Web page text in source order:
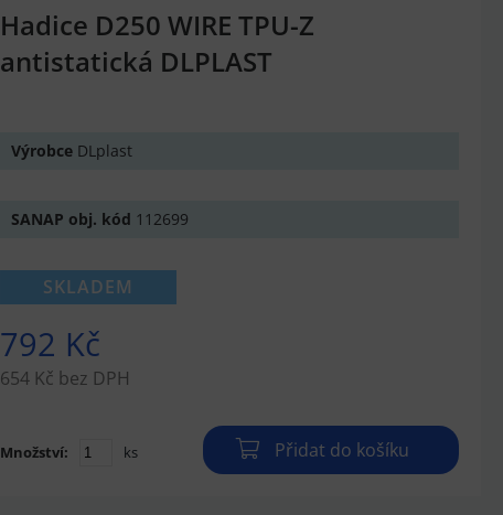
Hadice D250 WIRE TPU-Z
antistatická DLPLAST
Výrobce DLplast
SANAP obj. kód 112699
SKLADEM
792 Kč
654 Kč bez DPH
Množství: ks Přidat do košíku